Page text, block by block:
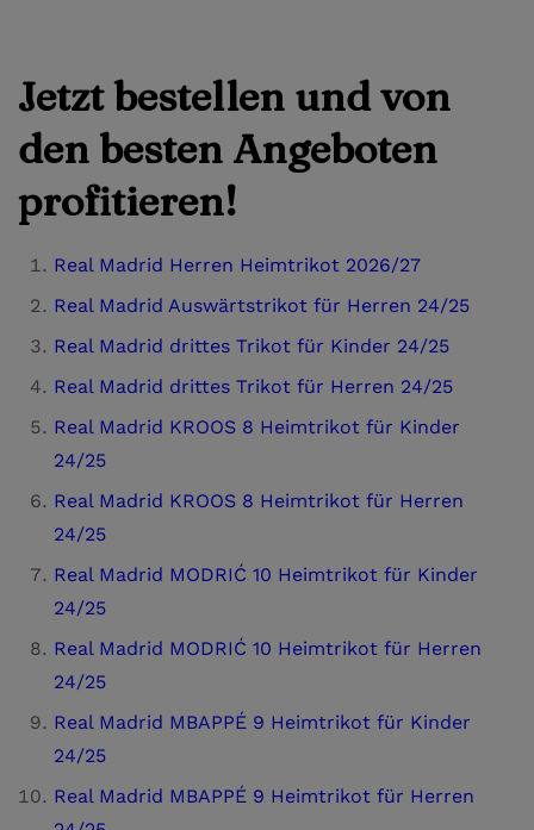
Jetzt bestellen und von
den besten Angeboten
profitieren!
Real Madrid Herren Heimtrikot 2026/27
Real Madrid Auswärtstrikot für Herren 24/25
Real Madrid drittes Trikot für Kinder 24/25
Real Madrid drittes Trikot für Herren 24/25
Real Madrid KROOS 8 Heimtrikot für Kinder
24/25
Real Madrid KROOS 8 Heimtrikot für Herren
24/25
Real Madrid MODRIĆ 10 Heimtrikot für Kinder
24/25
Real Madrid MODRIĆ 10 Heimtrikot für Herren
24/25
Real Madrid MBAPPÉ 9 Heimtrikot für Kinder
24/25
Real Madrid MBAPPÉ 9 Heimtrikot für Herren